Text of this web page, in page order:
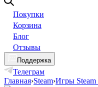
Покупки
Корзина
Блог
Отзывы
Поддержка
Телеграм
Главная›Steam›Игры